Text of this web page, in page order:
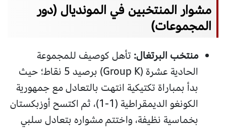
مشوار المنتخبين في المونديال (دور
المجموعات)
منتخب البرتغال: تأهل كوصيف للمجموعة
الحادية عشرة (Group K) برصيد 5 نقاط؛ حيث
بدأ بمباراة تكتيكية انتهت بالتعادل مع جمهورية
الكونغو الديمقراطية (1-1)، ثم اكتسح أوزبكستان
بخماسية نظيفة، واختتم مشواره بتعادل سلبي